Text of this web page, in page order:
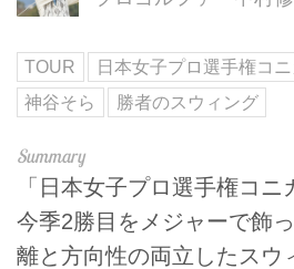
TOUR
日本女子プロ選手権コ
神谷そら
勝者のスウィング
「日本女子プロ選手権コ
今季2勝目をメジャーで飾
離と方向性の両立したスウ